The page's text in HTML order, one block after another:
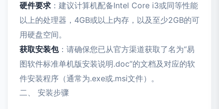
硬件要求 ：建议计算机配备Intel Core i3或同等性能
以上的处理器，4GB或以上内存，以及至少2GB的可
用硬盘空间。
获取安装包：请确保您已从官方渠道获取了名为“易
图软件标准单机版安装说明.doc”的文档及对应的软
件安装程序（通常为.exe或.msi文件）。
二、 安装步骤